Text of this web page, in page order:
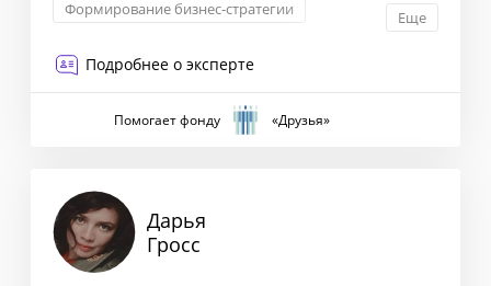
Формирование бизнес-стратегии
Взаимоотношения с партнерами
Еще
Подробнее о эксперте
Помогает фонду «Друзья»
Дарья
Гросс